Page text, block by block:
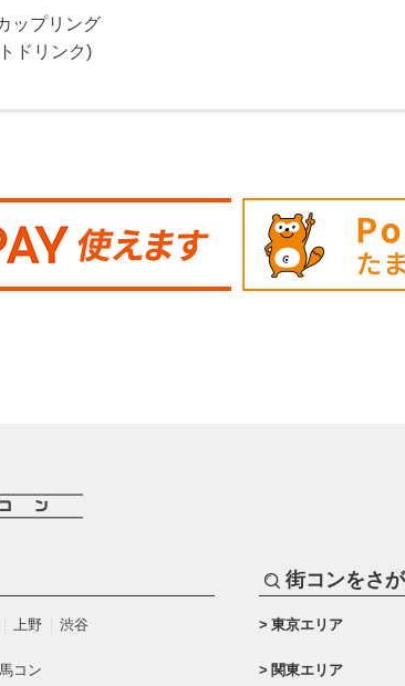
ップリング
ドリンク)
上野 渋谷
馬コン
街コンをさ
東京エリア
関東エリア